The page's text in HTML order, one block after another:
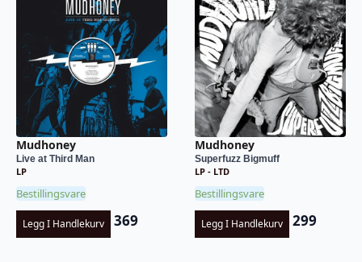
Mudhoney
Live at Third Man
LP
Bestillingsvare
Legg I Handlekurv 369
Mudhoney
Superfuzz Bigmuff
LP - LTD
Bestillingsvare
Legg I Handlekurv 299